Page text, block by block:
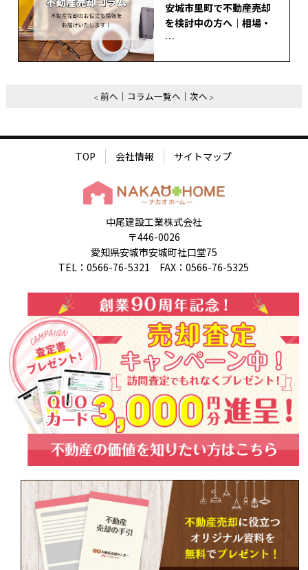
安城市里町で不動産売却
を検討中の方へ｜相場・
…
前へ コラム一覧へ 次へ
TOP 会社情報 サイトマップ
中尾建設工業株式会社
〒446-0026
愛知県安城市安城町社口堂75
TEL：0566-76-5321 FAX：0566-76-5325